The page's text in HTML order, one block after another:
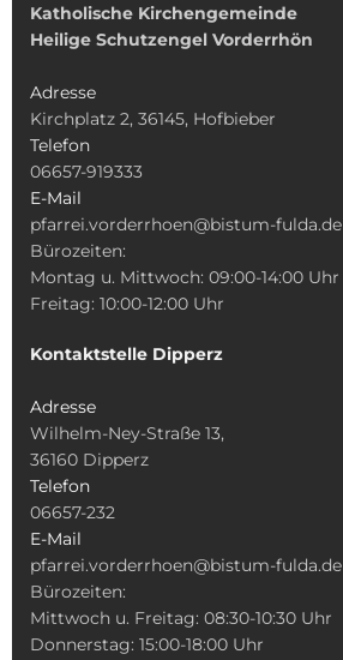
Katholische Kirchengemeinde
Heilige Schutzengel Vorderrhön
Adresse
Kirchplatz 2, 36145, Hofbieber
Telefon
06657-919333
E-Mail
pfarrei.vorderrhoen@bistum-fulda.de
Bürozeiten:
Montag u. Mittwoch: 09:00-14:00 Uhr
Freitag: 10:00-12:00 Uhr
Kontaktstelle Dipperz
Adresse
Wilhelm-Ney-Straße 13,
36160 Dipperz
Telefon
06657-232
E-Mail
pfarrei.vorderrhoen@bistum-fulda.de
Bürozeiten:
Mittwoch u. Freitag: 08:30-10:30 Uhr
Donnerstag: 15:00-18:00 Uhr